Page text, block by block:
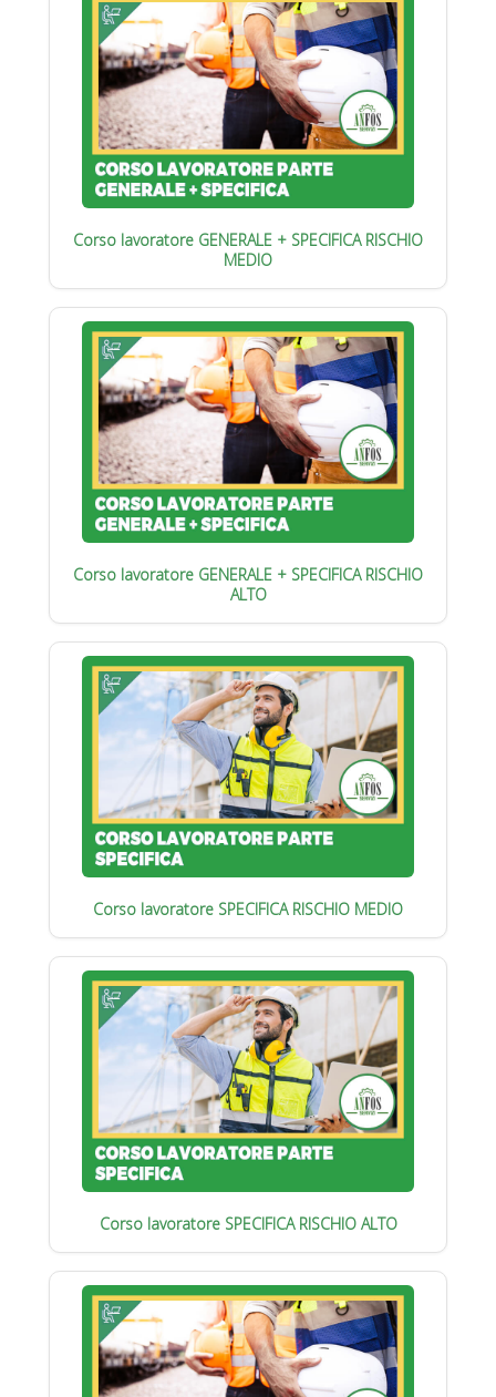
Corso lavoratore GENERALE + SPECIFICA RISCHIO
MEDIO
Corso lavoratore GENERALE + SPECIFICA RISCHIO
ALTO
Corso lavoratore SPECIFICA RISCHIO MEDIO
Corso lavoratore SPECIFICA RISCHIO ALTO